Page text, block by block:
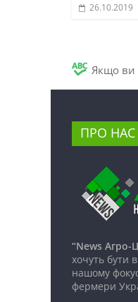
26.10.2019
Якщо ви
ПРО НАС
“News Агро-
хочуть бути
нашому
фермери